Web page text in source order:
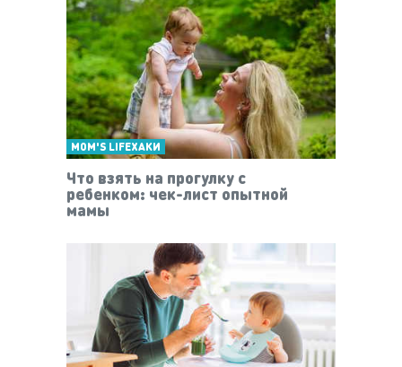
MOM'S LIFEХАКИ
Что взять на прогулку с
ребенком: чек-лист опытной
мамы